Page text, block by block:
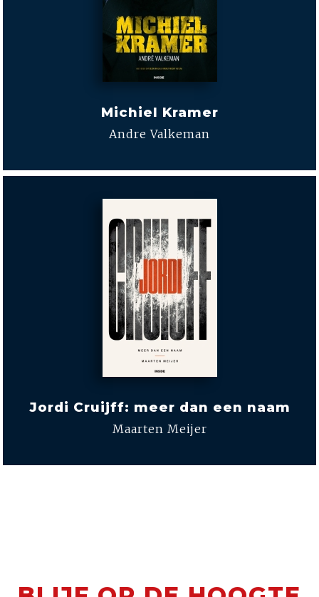
Michiel Kramer
Andre Valkeman
Jordi Cruijff: meer dan een naam
Maarten Meijer